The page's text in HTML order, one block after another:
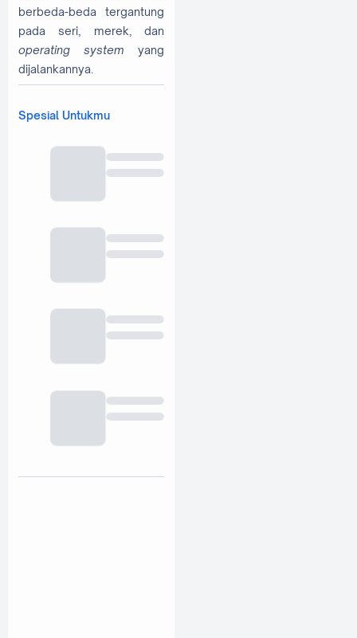
berbeda-beda tergantung
pada seri, merek, dan
operating system yang
dijalankannya.
Spesial Untukmu